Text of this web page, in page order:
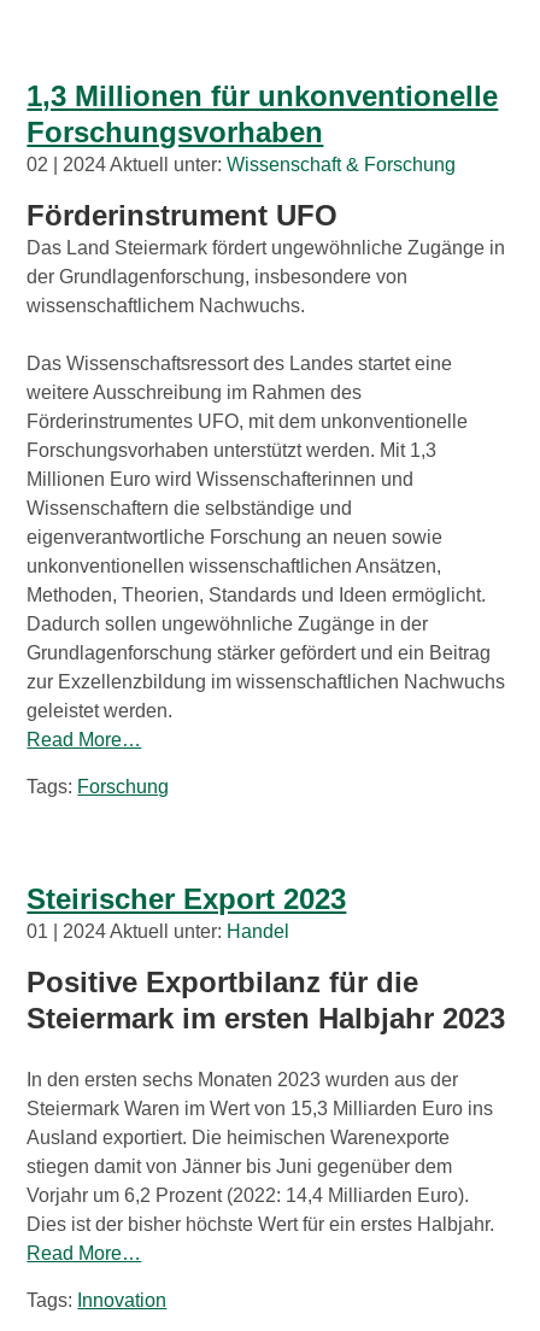
1,3 Millionen für unkonventionelle
Forschungsvorhaben
02 | 2024 Aktuell unter:Wissenschaft & Forschung
Förderinstrument UFO
Das Land Steiermark fördert ungewöhnliche Zugänge in
der Grundlagenforschung, insbesondere von
wissenschaftlichem Nachwuchs.
Das Wissenschaftsressort des Landes startet eine
weitere Ausschreibung im Rahmen des
Förderinstrumentes UFO, mit dem unkonventionelle
Forschungsvorhaben unterstützt werden. Mit 1,3
Millionen Euro wird Wissenschafterinnen und
Wissenschaftern die selbständige und
eigenverantwortliche Forschung an neuen sowie
unkonventionellen wissenschaftlichen Ansätzen,
Methoden, Theorien, Standards und Ideen ermöglicht.
Dadurch sollen ungewöhnliche Zugänge in der
Grundlagenforschung stärker gefördert und ein Beitrag
zur Exzellenzbildung im wissenschaftlichen Nachwuchs
geleistet werden.
Read More…
Tags: Forschung
Steirischer Export 2023
01 | 2024 Aktuell unter: Handel
Positive Exportbilanz für die
Steiermark im ersten Halbjahr 2023
In den ersten sechs Monaten 2023 wurden aus der
Steiermark Waren im Wert von 15,3 Milliarden Euro ins
Ausland exportiert. Die heimischen Warenexporte
stiegen damit von Jänner bis Juni gegenüber dem
Vorjahr um 6,2 Prozent (2022: 14,4 Milliarden Euro).
Dies ist der bisher höchste Wert für ein erstes Halbjahr.
Read More…
Tags: Innovation